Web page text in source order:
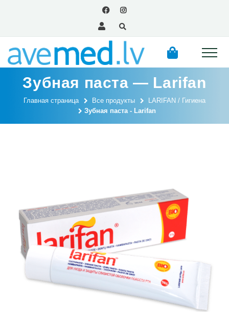
Зубная паста — Larifan
Главная страница Все продукты
LARIFAN / Гигиена
Зубная паста - Larifan